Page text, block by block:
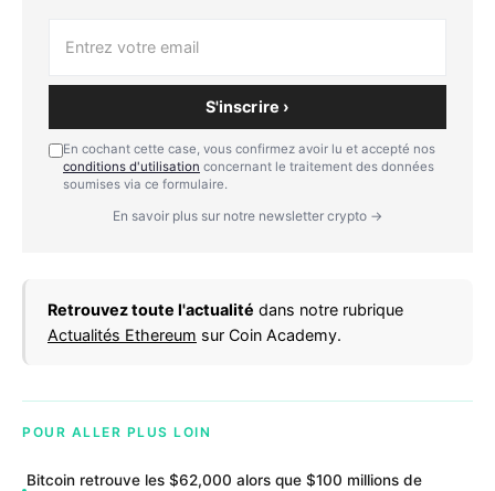
S'inscrire ›
En cochant cette case, vous confirmez avoir lu et accepté nos
conditions d'utilisation concernant le traitement des données
soumises via ce formulaire.
En savoir plus sur notre newsletter crypto →
Retrouvez toute l'actualité dans notre rubrique
Actualités Ethereum sur Coin Academy.
POUR ALLER PLUS LOIN
Bitcoin retrouve les $62,000 alors que $100 millions de